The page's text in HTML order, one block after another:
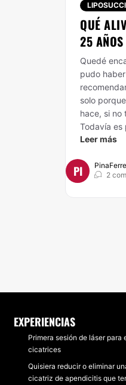
QUÉ
25
Quedé
pudo
solo
hace, si no
Todavía es
Leer más
PI
2
EXPERIENCIAS
Primera sesión de láser para
cicatrices
Quisiera reducir o eliminar
cicatriz de apendicitis que